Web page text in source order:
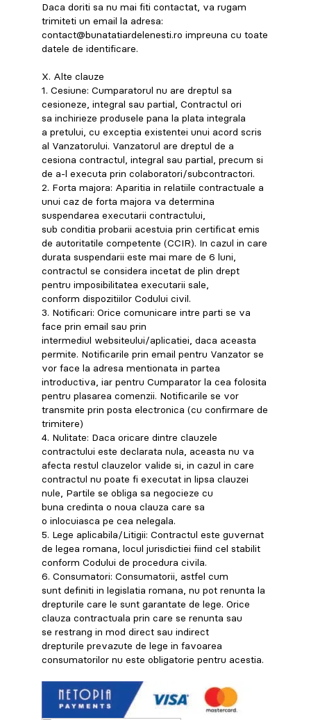
Daca doriti sa nu mai fiti contactat, va rugam
trimiteti un email la adresa:
contact@bunatatiardelenesti.ro impreuna cu toate
datele de identificare.
X. Alte clauze
1. Cesiune: Cumparatorul nu are dreptul sa
cesioneze, integral sau partial, Contractul ori
sa inchirieze produsele pana la plata integrala
a pretului, cu exceptia existentei unui acord scris
al Vanzatorului. Vanzatorul are dreptul de a
cesiona contractul, integral sau partial, precum si
de a-l executa prin colaboratori/subcontractori.
2. Forta majora: Aparitia in relatiile contractuale a
unui caz de forta majora va determina
suspendarea executarii contractului,
sub conditia probarii acestuia prin certificat emis
de autoritatile competente (CCIR). In cazul in care
durata suspendarii este mai mare de 6 luni,
contractul se considera incetat de plin drept
pentru imposibilitatea executarii sale,
conform dispozitiilor Codului civil.
3. Notificari: Orice comunicare intre parti se va
face prin email sau prin
intermediul websiteului/aplicatiei, daca aceasta
permite. Notificarile prin email pentru Vanzator se
vor face la adresa mentionata in partea
introductiva, iar pentru Cumparator la cea folosita
pentru plasarea comenzii. Notificarile se vor
transmite prin posta electronica (cu confirmare de
trimitere)
4. Nulitate: Daca oricare dintre clauzele
contractului este declarata nula, aceasta nu va
afecta restul clauzelor valide si, in cazul in care
contractul nu poate fi executat in lipsa clauzei
nule, Partile se obliga sa negocieze cu
buna credinta o noua clauza care sa
o inlocuiasca pe cea nelegala.
5. Lege aplicabila/Litigii: Contractul este guvernat
de legea romana, locul jurisdictiei fiind cel stabilit
conform Codului de procedura civila.
6. Consumatori: Consumatorii, astfel cum
sunt definiti in legislatia romana, nu pot renunta la
drepturile care le sunt garantate de lege. Orice
clauza contractuala prin care se renunta sau
se restrang in mod direct sau indirect
drepturile prevazute de lege in favoarea
consumatorilor nu este obligatorie pentru acestia.